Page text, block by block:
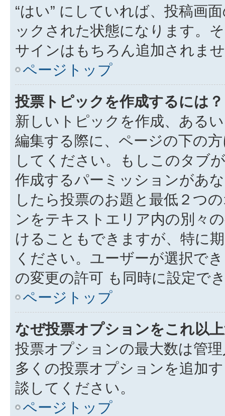
“はい” にしていれば、投稿画
ックされた状態になります。
サインはもちろん追加されま
ページトップ
投票トピックを作成するには？
新しいトピックを作成、ある
編集する際に、ページの下の
してください。もしこのタブ
作成するパーミッションがあ
したら投票のお題と最低２つ
ンをテキストエリア内の別々
けることもできますが、特に
ください。ユーザーが選択で
の変更の許可 も同時に設定で
ページトップ
なぜ投票オプションをこれ以
投票オプションの最大数は管
多くの投票オプションを追加
談してください。
ページトップ